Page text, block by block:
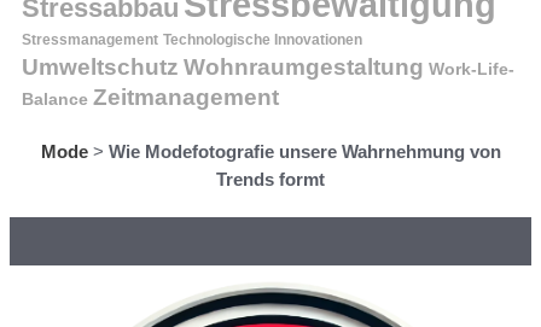
Stressabbau
Stressmanagement Technologische Innovationen
Umweltschutz Wohnraumgestaltung Work-Life-
Balance Zeitmanagement
Mode> Wie Modefotografie unsere Wahrnehmung von
Trends formt